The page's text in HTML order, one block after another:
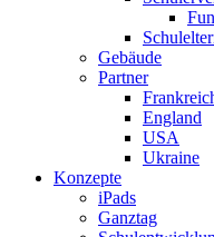
Gebäude
Partner
England
USA
Ukraine
Konzepte
iPads
Ganztag